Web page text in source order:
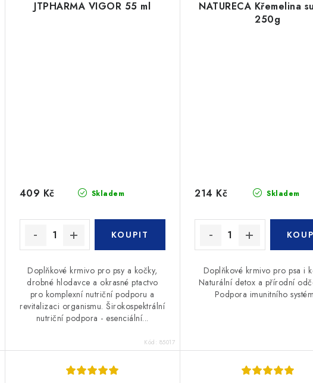
JTPHARMA VIGOR 55 ml
Skladem
409 Kč
Doplňkové krmivo pro psy a kočky,
drobné hlodavce a okrasné ptactvo
pro komplexní nutriční podporu a
revitalizaci organismu. Širokospektrální
nutriční podpora - esenciální...
Kód: 85017
NATURECA Křemelina
250g
Skladem
214 Kč
Doplňkové krmivo pro psa i
Naturální detox a přírodní
Podpora imunitního